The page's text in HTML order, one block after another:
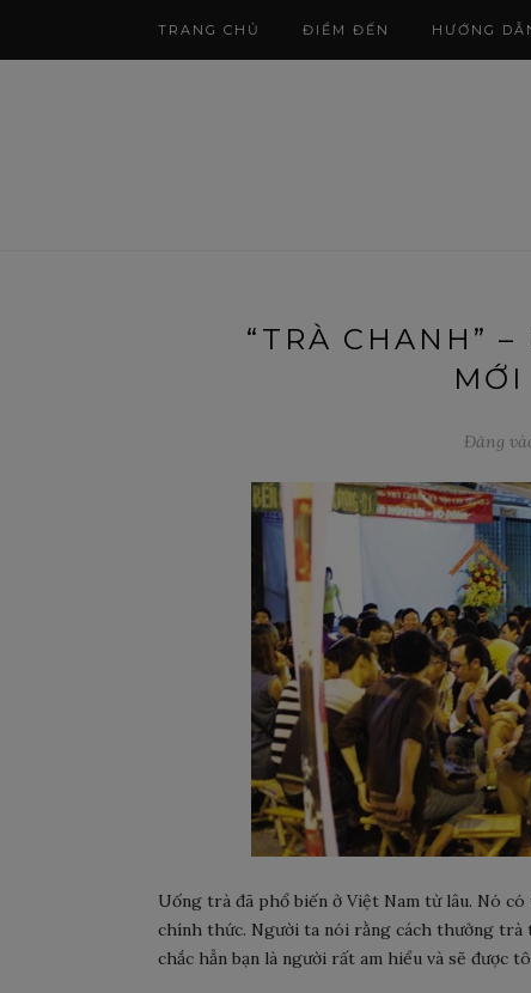
TRANG CHỦ ĐIỂM ĐẾN HƯỚNG
“TRÀ CHANH”
Đăng
Uống trà đã phổ biến ở Việt Nam từ lâu. Nó
chính thức. Người ta nói rằng cách thưởng
chắc hẳn bạn là người rất am hiểu và sẽ được